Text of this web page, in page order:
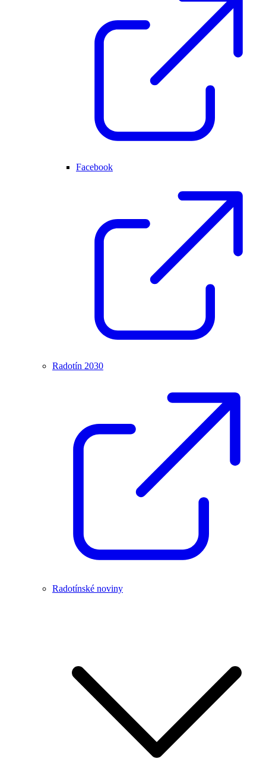
Facebook
Radotín 2030
Radotínské noviny